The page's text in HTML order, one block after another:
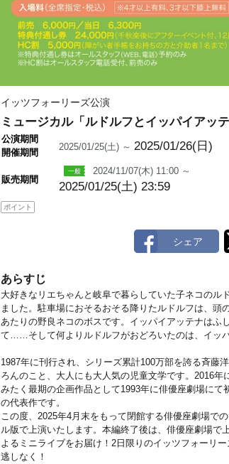
イッツフォーリーズ公演
ミュージカル「ルドルフとイッパイアッテ
公演期間
開催期間
2025/01/25(土) ～ 2025/01/26(日)
販売期間
2024/11/07(木) 11:00 ～
2025/01/25(土) 23:59
ポイント
あらすじ
大好きなリエちゃんと岐阜で暮らしていた子ネコの
ました。駐車場におそるおそる降りたルドルフは、
あたりの野良ネコのボスです。イッパイアッテナはふ
て……そして何よりルドルフがおどろいたのは、イッ
1987年に刊行され、シリーズ累計100万部を誇る斉藤
ろんのこと、大人にも大人気の児童文学です。2016
みたく最期の企画作品として1993年に俳優座劇場に
の代表作です。
この度、2025年4月末をもって閉館する俳優座劇場で
ル版で上演いたします。本編終了後は、俳優座劇場で
よるミニライブをお届け！2日限りのイッツフォーリ
逃しなく！